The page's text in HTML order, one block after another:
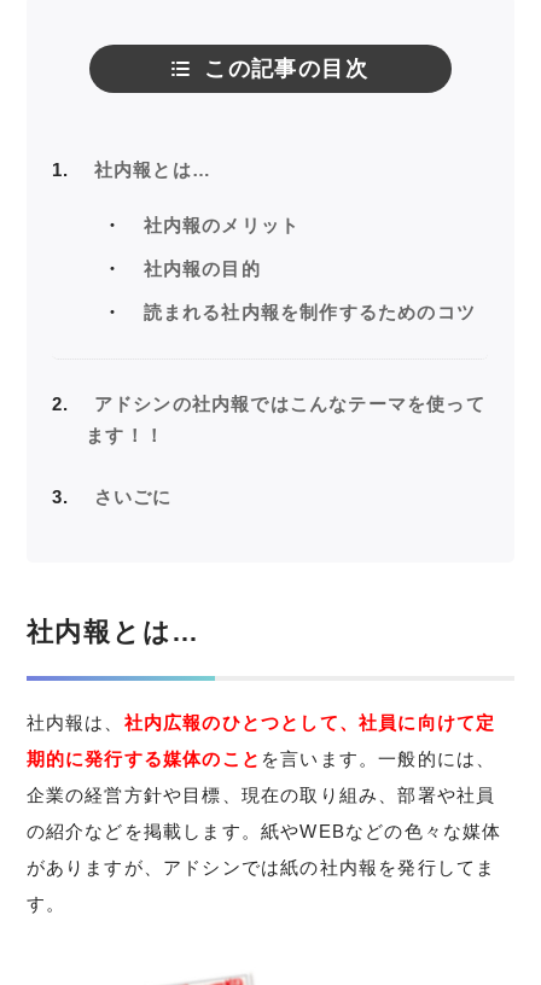
この記事の目次
1 社内報とは…
社内報のメリット
社内報の目的
読まれる社内報を制作するためのコツ
2
アドシンの社内報ではこんなテーマを使って
ます！！
3 さいごに
社内報とは…
社内報は、 社内広報のひとつとして、社員に向けて定
期的に発行する媒体のこと を言います。一般的には、
企業の経営方針や目標、現在の取り組み、部署や社員
の紹介などを掲載します。紙やWEBなどの色々な媒体
がありますが、アドシンでは紙の社内報を発行してま
す。